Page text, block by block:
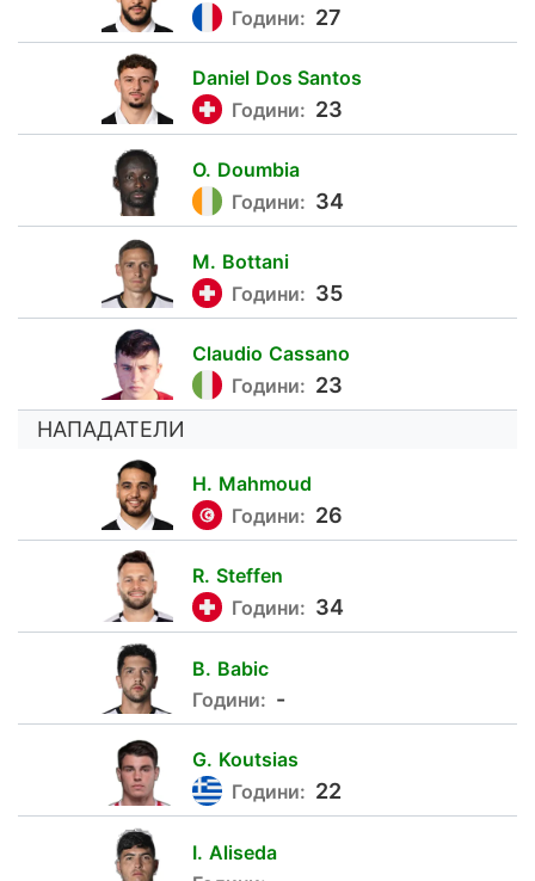
Години: 27
Daniel Dos Santos
Години: 23
O. Doumbia
Години: 34
M. Bottani
Години: 35
Claudio Cassano
Години: 23
НАПАДАТЕЛИ
H. Mahmoud
Години: 26
R. Steffen
Години: 34
B. Babic
Години: -
G. Koutsias
Години: 22
I. Aliseda